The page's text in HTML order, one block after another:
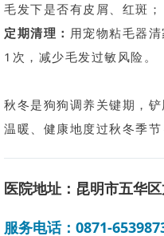
毛发下是否有皮屑、红斑；
定期清理： 用宠物粘毛器
1次，减少毛发过敏风险。
秋冬是狗狗调养关键期，
温暖、健康地度过秋冬季节
医院地址：昆明市五华
服务电话：0871-